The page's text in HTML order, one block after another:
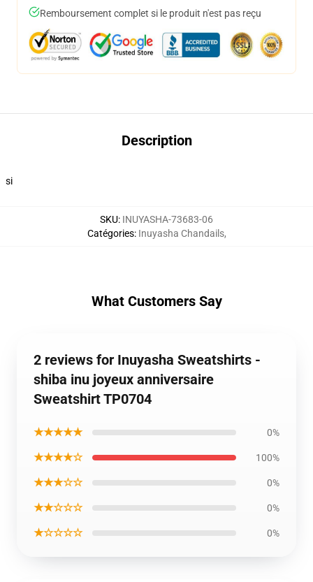
Remboursement complet si le produit n'est pas reçu
Description
si
SKU: INUYASHA-73683-06
Catégories: Inuyasha Chandails,
What Customers Say
2 reviews for Inuyasha Sweatshirts -
shiba inu joyeux anniversaire
Sweatshirt TP0704
★★★★★ 0%
★★★★☆ 100%
★★★☆☆ 0%
★★☆☆☆ 0%
★☆☆☆☆ 0%